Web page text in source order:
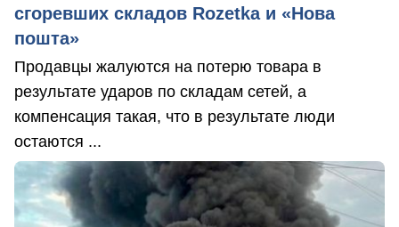
сгоревших складов Rozetka и «Нова
пошта»
Продавцы жалуются на потерю товара в
результате ударов по складам сетей, а
компенсация такая, что в результате люди
остаются ...